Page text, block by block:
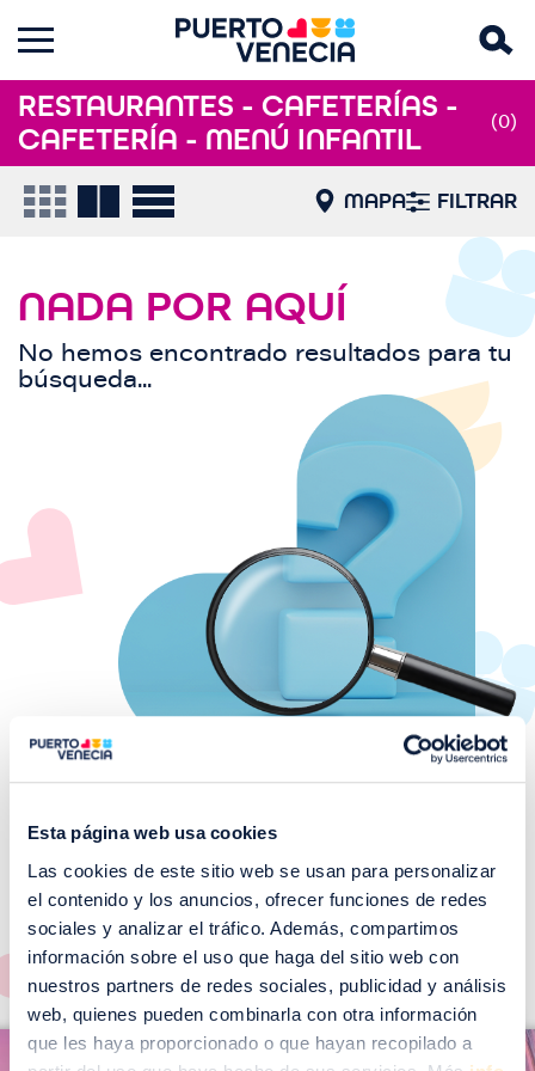
Esta página web usa cookies
Las cookies de este sitio web se usan para personalizar
el contenido y los anuncios, ofrecer funciones de redes
sociales y analizar el tráfico. Además, compartimos
información sobre el uso que haga del sitio web con
nuestros partners de redes sociales, publicidad y análisis
web, quienes pueden combinarla con otra información
que les haya proporcionado o que hayan recopilado a
RESTAURANTES - CAFETERÍAS -
CAFETERÍA - MENÚ INFANTIL
(0)
MAPA FILTRAR
NADA POR AQUÍ
No hemos encontrado resultados para tu
búsqueda...
¡No te pierdas nuestros
EVENTOS!
Ver todos >
m